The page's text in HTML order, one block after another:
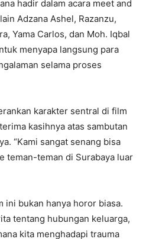
hadir dalam acara meet and
Adzana Ashel, Razanzu,
Yama Carlos, dan Moh. Iqbal
menyapa langsung para
selama proses
karakter sentral di film
kasihnya atas sambutan
“Kami sangat senang bisa
teman-teman di Surabaya luar
ini bukan hanya horor biasa.
tentang hubungan keluarga,
kita menghadapi trauma